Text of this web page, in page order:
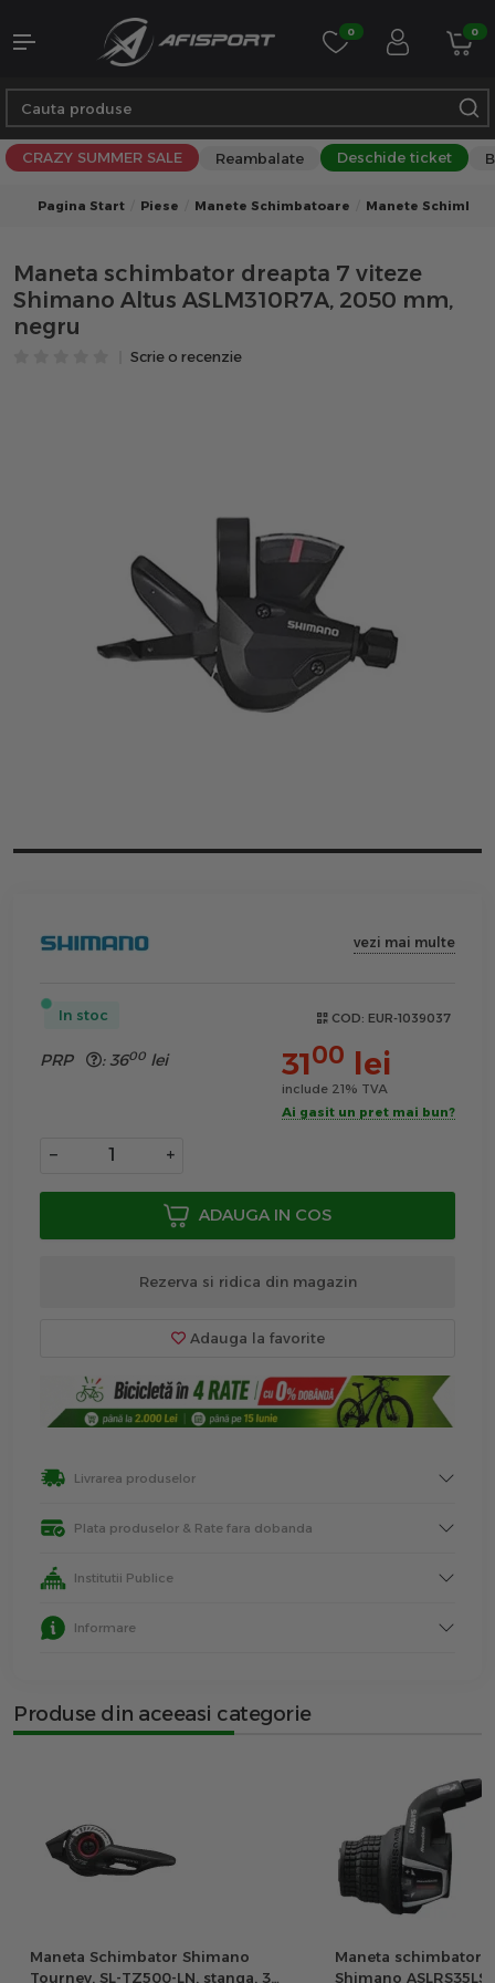
0 0
CRAZY SUMMER SALE Reambalate Deschide ticket
Pagina Start Piese Manete Schimbatoare Manete
Maneta schimbator dreapta 7 viteze
Shimano Altus ASLM310R7A, 2050 mm,
negru
Scrie o recenzie
vezi mai multe
In stoc COD: EUR-1039037
PRP : 3600 lei 3100 lei
include 21% TVA
Ai gasit un pret mai bun?
− +
ADAUGA IN COS
Rezerva si ridica din magazin
Adauga la favorite
Livrarea produselor
Plata produselor & Rate fara dobanda
Institutii Publice
Informare
Produse din aceeasi categorie
Maneta Schimbator Shimano
Tourney, SL-TZ500-LN, stanga, 3
Maneta schimbator
Shimano